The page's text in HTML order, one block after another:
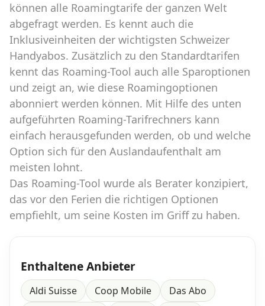
News
Forum
Über uns
Datenschutz ·AGB·Impressum
können alle Roamingtarife der ganzen Welt
abgefragt werden. Es kennt auch die
Inklusiveinheiten der wichtigsten Schweizer
Handyabos. Zusätzlich zu den Standardtarifen
kennt das Roaming-Tool auch alle Sparoptionen
und zeigt an, wie diese Roamingoptionen
abonniert werden können. Mit Hilfe des unten
aufgeführten Roaming-Tarifrechners kann
einfach herausgefunden werden, ob und welche
Option sich für den Auslandaufenthalt am
meisten lohnt.
Das Roaming-Tool wurde als Berater konzipiert,
das vor den Ferien die richtigen Optionen
empfiehlt, um seine Kosten im Griff zu haben.
Enthaltene Anbieter
Aldi Suisse Coop Mobile
Das Abo